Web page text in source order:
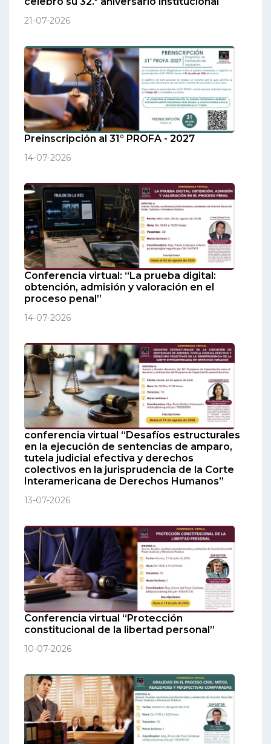
21-07-2026
Preinscripción al 31° PROFA - 2027
14-07-2026
Conferencia virtual: “La prueba digital:
obtención, admisión y valoración en el
proceso penal”
14-07-2026
conferencia virtual “Desafíos estructurales
en la ejecución de sentencias de amparo,
tutela judicial efectiva y derechos
colectivos en la jurisprudencia de la Corte
Interamericana de Derechos Humanos”
13-07-2026
Conferencia virtual “Protección
constitucional de la libertad personal”
10-07-2026